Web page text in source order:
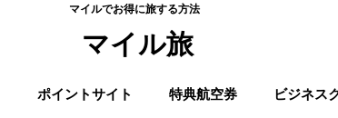
マイルでお得に旅する方法
マイル旅
ポイントサイト 特典航空券 ビジネス